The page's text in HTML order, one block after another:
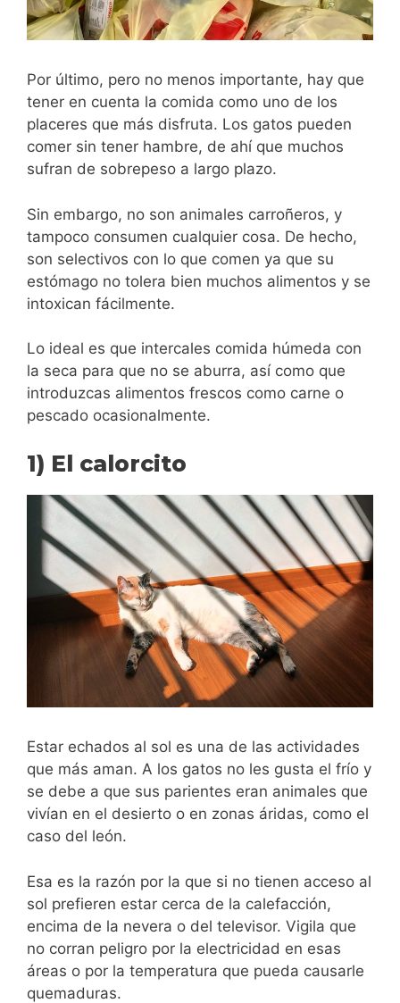
Por último, pero no menos importante, hay que
tener en cuenta la comida como uno de los
placeres que más disfruta. Los gatos pueden
comer sin tener hambre, de ahí que muchos
sufran de sobrepeso a largo plazo.
Sin embargo, no son animales carroñeros, y
tampoco consumen cualquier cosa. De hecho,
son selectivos con lo que comen ya que su
estómago no tolera bien muchos alimentos y se
intoxican fácilmente.
Lo ideal es que intercales comida húmeda con
la seca para que no se aburra, así como que
introduzcas alimentos frescos como carne o
pescado ocasionalmente.
1) El calorcito
Estar echados al sol es una de las actividades
que más aman. A los gatos no les gusta el frío y
se debe a que sus parientes eran animales que
vivían en el desierto o en zonas áridas, como el
caso del león.
Esa es la razón por la que si no tienen acceso al
sol prefieren estar cerca de la calefacción,
encima de la nevera o del televisor. Vigila que
no corran peligro por la electricidad en esas
áreas o por la temperatura que pueda causarle
quemaduras.